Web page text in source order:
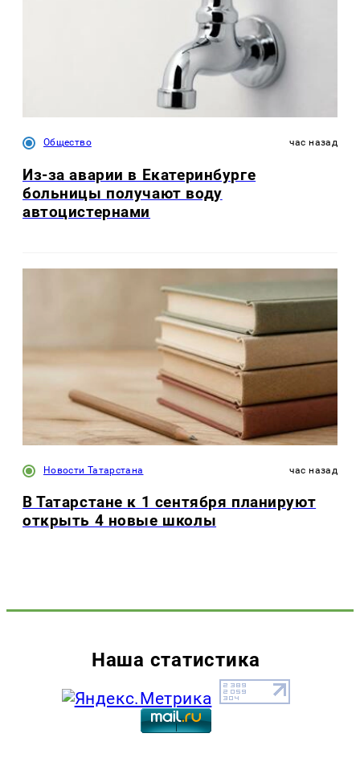
Общество час назад
Из-за аварии в Екатеринбурге
больницы получают воду
автоцистернами
Новости Татарстана час назад
В Татарстане к 1 сентября планируют
открыть 4 новые школы
Наша статистика